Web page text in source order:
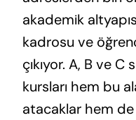
akademik
kadrosu ve
çıkıyor. A, B ve C
kursları hem bu
atacaklar hem